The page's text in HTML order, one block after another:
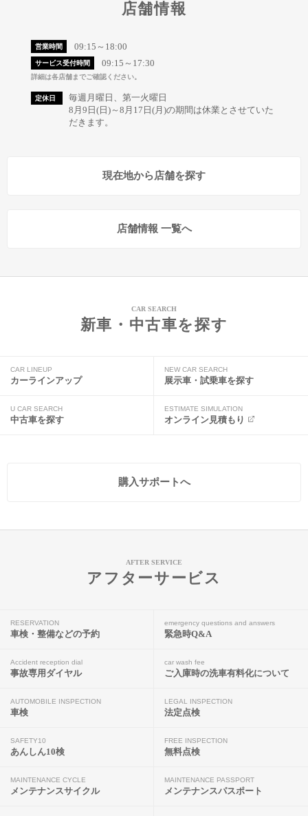
店舗情報
営業時間 09:15～18:00
サービス受付時間 09:15～17:30
詳細は各店舗までご確認ください。
定休日
毎週月曜日、第一火曜日
8月9日(日)～8月17日(月)の期間は休業とさせていた
だきます。
現在地から店舗を探す
店舗情報 一覧へ
CAR SEARCH
新車・中古車を探す
CAR LINEUP
カーラインアップ
NEW CAR SEARCH
展示車・試乗車を探す
U CAR SEARCH
中古車を探す
ESTIMATE SIMULATION
オンライン見積もり
購入サポートへ
AFTER SERVICE
アフターサービス
RESERVATION
車検・整備などの予約
emergency questions and answers
緊急時Q&A
Accident reception dial
事故専用ダイヤル
car wash fee
ご入庫時の洗車有料化について
AUTOMOBILE INSPECTION
車検
LEGAL INSPECTION
法定点検
SAFETY10
あんしん10検
FREE INSPECTION
無料点検
MAINTENANCE CYCLE
メンテナンスサイクル
MAINTENANCE PASSPORT
メンテナンスパスポート